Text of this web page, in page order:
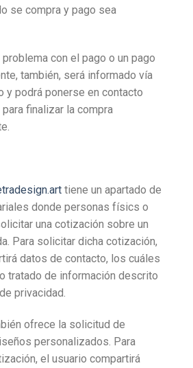
se compra y pago sea
problema con el pago o un pago
también, será informado vía
y podrá ponerse en contacto
finalizar la compra
tiene un apartado de
donde personas físics o
una cotización sobre un
Para solicitar dicha cotización,
datos de contacto, los cuáles
tratado de información descrito
privacidad.
ofrece la solicitud de
personalizados. Para
el usuario compartirá